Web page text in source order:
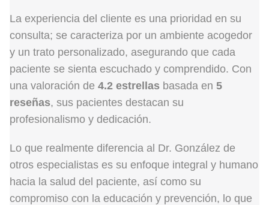
La experiencia del cliente es una prioridad en su
consulta; se caracteriza por un ambiente acogedor
y un trato personalizado, asegurando que cada
paciente se sienta escuchado y comprendido. Con
una valoración de 4.2 estrellas basada en 5
reseñas, sus pacientes destacan su
profesionalismo y dedicación.
Lo que realmente diferencia al Dr. González de
otros especialistas es su enfoque integral y humano
hacia la salud del paciente, así como su
compromiso con la educación y prevención, lo que